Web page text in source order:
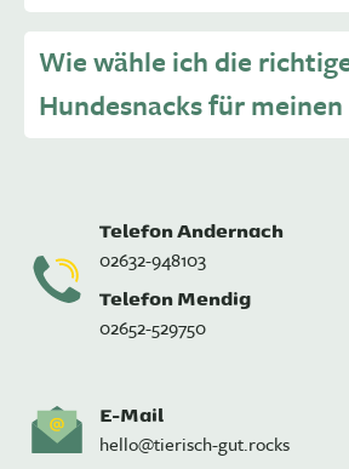
Wie wähle ich die
Hundesnacks für meinen
Telefon Andernach
02632-948103
Telefon Mendig
02652-529750
E-Mail
hello@tierisch-gut.rocks